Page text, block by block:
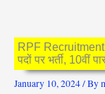
RPF Recruitment
पदों पर भर्ती, 10वीं
January 10, 2024/ By